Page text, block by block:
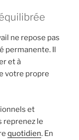
ne repose pas
permanente. Il
et à
votre propre
et
reprenez le
quotidien. En